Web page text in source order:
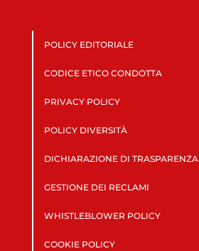
POLICY EDITORIALE
CODICE ETICO CONDOTTA
PRIVACY POLICY
POLICY DIVERSITÀ
DICHIARAZIONE DI TRASPARENZA
GESTIONE DEI RECLAMI
WHISTLEBLOWER POLICY
COOKIE POLICY